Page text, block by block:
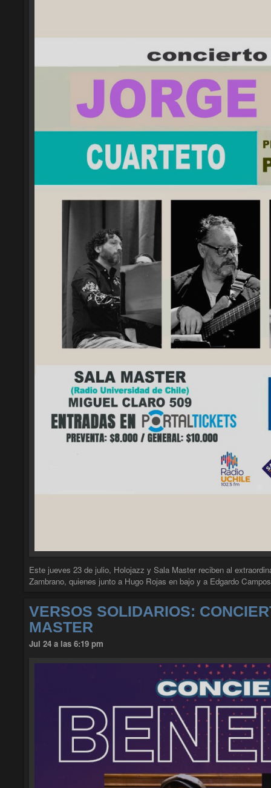
Este jueves 23 de julio, Holojazz y Sala Master reciben al
Zambrano, quienes junto a Hugo Rojas en bajo y a Edgardo
VERSOS SOLIDARIOS:
MASTER
Jul 24 a las 6:19 pm